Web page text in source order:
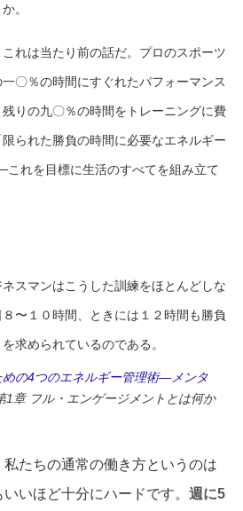
。
れは当たり前の話だ。プロのスポーツ
〇％の時間にすぐれたパフォーマンス
りの九〇％の時間をトレーニングに費
られた勝負の時間に必要なエネルギー
これを目標に生活のすべてを組み立て
スマンはこうした訓練をほとんどしな
〜１０時間、ときには１２時間も勝負
求められているのである。
めの4つのエネルギー管理術―メンタ
1章 フル・エンゲージメントとは何か
たちの通常の働き方というのは
いほど十分にハードです。 週に5